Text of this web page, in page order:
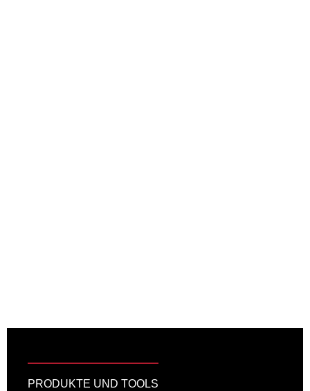
PRODUKTE UND TOOLS